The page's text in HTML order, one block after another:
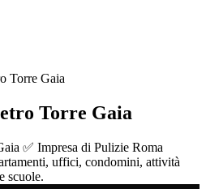
Torre Gaia
Torre Gaia
✅ Impresa di Pulizie Roma
uffici, condomini, attività
scuole.